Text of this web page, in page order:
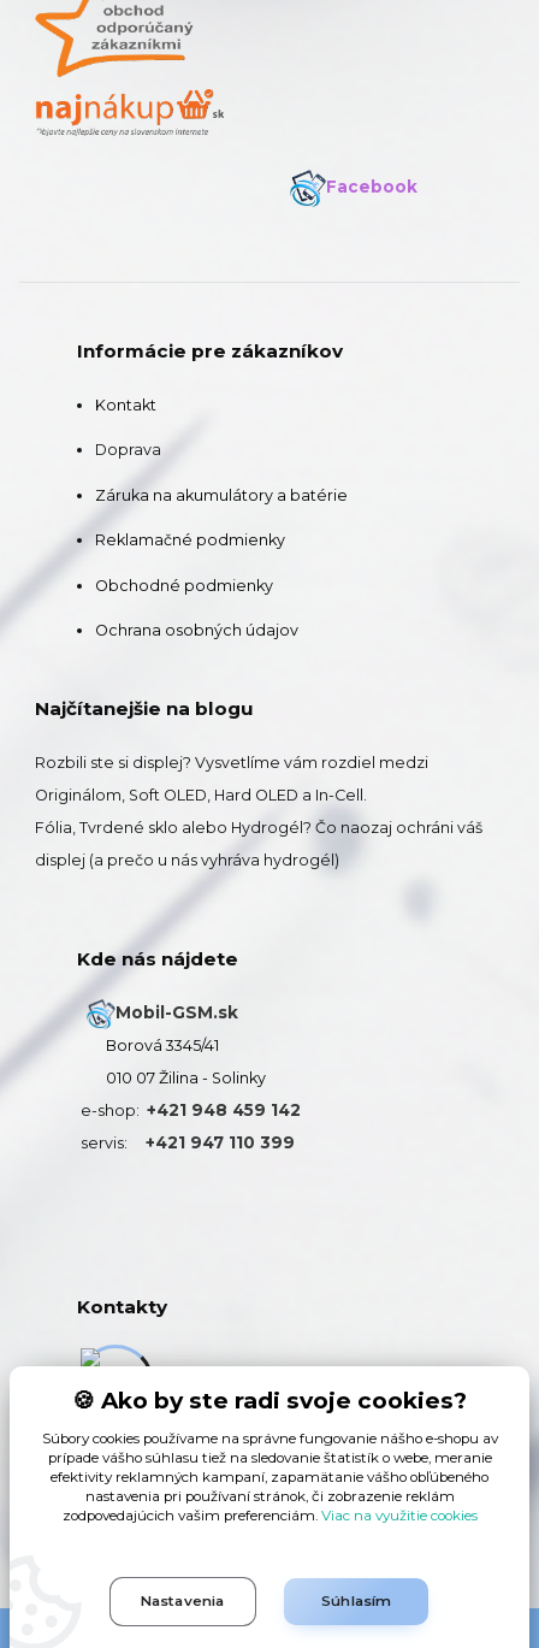
Facebook
Informácie pre zákazníkov
Kontakt
Doprava
Záruka na akumulátory a batérie
Reklamačné podmienky
Obchodné podmienky
Ochrana osobných údajov
Najčítanejšie na blogu
Rozbili ste si displej? Vysvetlíme vám rozdiel medzi
Originálom, Soft OLED, Hard OLED a In-Cell.
Fólia, Tvrdené sklo alebo Hydrogél? Čo naozaj ochráni váš
displej (a prečo u nás vyhráva hydrogél)
Kde nás nájdete
Mobil-GSM.sk
Borová 3345/41
010 07 Žilina - Solinky
e-shop: +421 948 459 142
servis: +421 947 110 399
Kontakty
(Po-Pia, 9-15 hod.)
info@mobil-gsm.sk
🍪 Ako by ste radi svoje cookies?
Súbory cookies používame na správne fungovanie nášho e-shopu av
prípade vášho súhlasu tiež na sledovanie štatistík o webe, meranie
efektivity reklamných kampaní, zapamätanie vášho obľúbeného
nastavenia pri používaní stránok, či zobrazenie reklám
zodpovedajúcich vašim preferenciám. Viac na využitie cookies
Nastavenia Súhlasím